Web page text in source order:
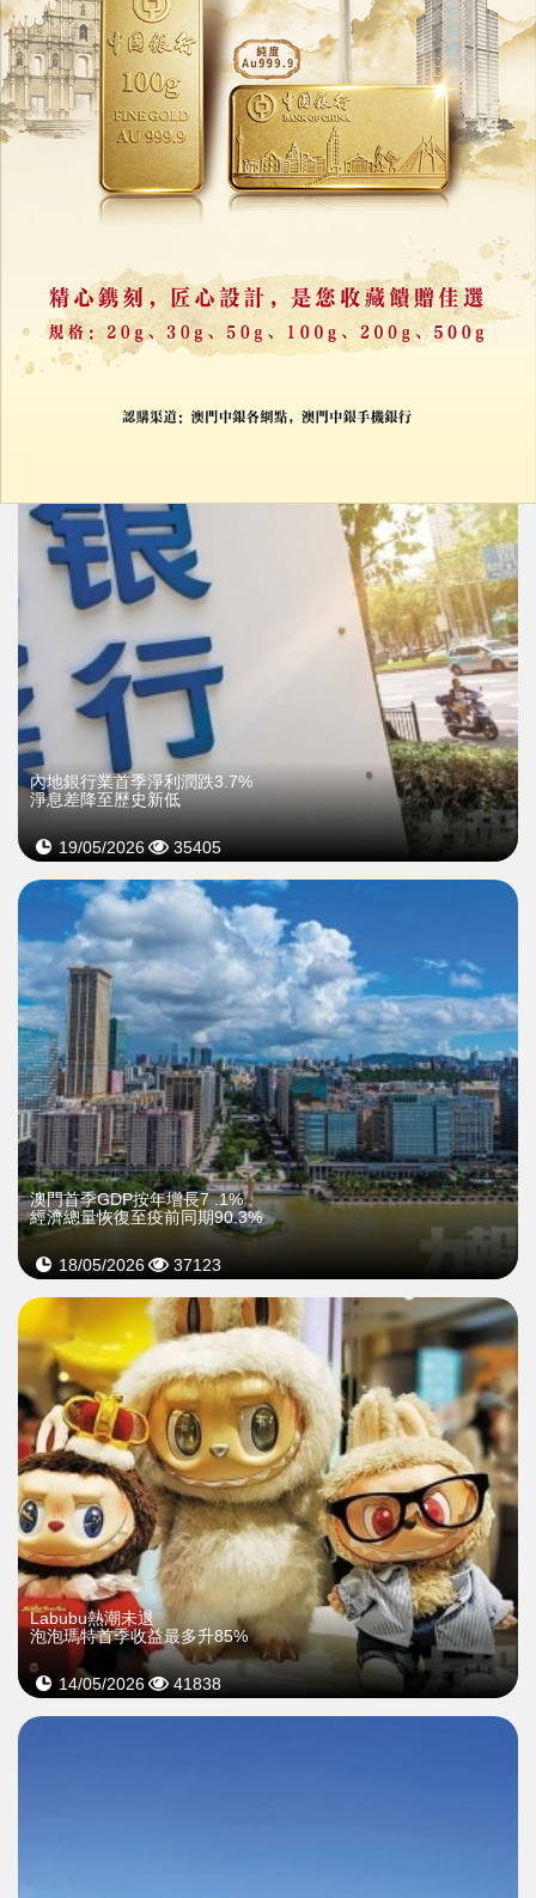
29/05/2026 61024
AI與廣告帶動盈利改善
21/05/2026 38317
內地銀行業首季淨利潤跌3.7%
淨息差降至歷史新低
19/05/2026 35405
澳門首季GDP按年增長7 .1%
經濟總量恢復至疫前同期90.3%
18/05/2026 37123
Labubu熱潮未退
泡泡瑪特首季收益最多升85%
14/05/2026 41838